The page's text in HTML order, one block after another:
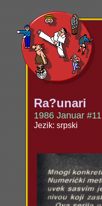
Ra?unari
1986 Januar #11
Jezik: srpski